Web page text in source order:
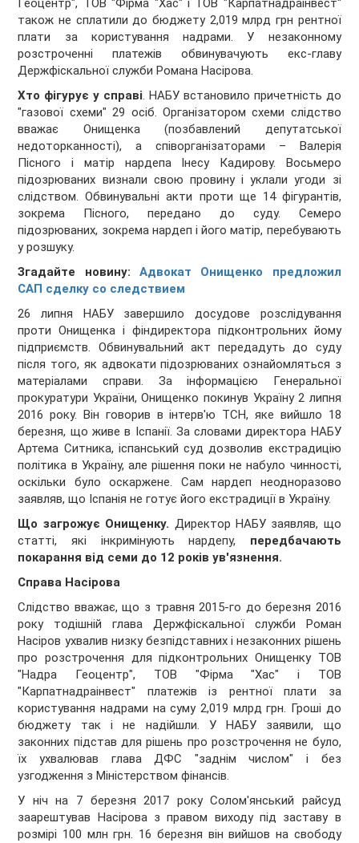
Геоцентр", ТОВ "Фірма "Хас" і ТОВ "Карпатнадраінвест"
також не сплатили до бюджету 2,019 млрд грн рентної
плати за користування надрами. У незаконному
розстроченні платежів обвинувачують екс-главу
Держфіскальної служби Романа Насірова.
Хто фігурує у справі. НАБУ встановило причетність до
"газової схеми" 29 осіб. Організатором схеми слідство
вважає Онищенка (позбавлений депутатської
недоторканності), а співорганізаторами – Валерія
Пісного і матір нардепа Інесу Кадирову. Восьмеро
підозрюваних визнали свою провину і уклали угоди зі
слідством. Обвинувальні акти проти ще 14 фігурантів,
зокрема Пісного, передано до суду. Семеро
підозрюваних, зокрема нардеп і його матір, перебувають
у розшуку.
Згадайте новину: Адвокат Онищенко предложил
САП сделку со следствием
26 липня НАБУ завершило досудове розслідування
проти Онищенка і фіндиректора підконтрольних йому
підприємств. Обвинувальний акт передадуть до суду
після того, як адвокати підозрюваних ознайомляться з
матеріалами справи. За інформацією Генеральної
прокуратури України, Онищенко покинув Україну 2 липня
2016 року. Він говорив в інтерв'ю ТСН, яке вийшло 18
березня, що живе в Іспанії. За словами директора НАБУ
Артема Ситника, іспанський суд дозволив екстрадицію
політика в Україну, але рішення поки не набуло чинності,
оскільки було оскаржене. Сам нардеп неодноразово
заявляв, що Іспанія не готує його екстрадиції в Україну.
Що загрожує Онищенку. Директор НАБУ заявляв, що
статті, які інкримінують нардепу, передбачають
покарання від семи до 12 років ув'язнення.
Справа Насірова
Слідство вважає, що з травня 2015-го до березня 2016
року тодішній глава Держфіскальної служби Роман
Насіров ухвалив низку безпідставних і незаконних рішень
про розстрочення для підконтрольних Онищенку ТОВ
"Надра Геоцентр", ТОВ "Фірма "Хас" і ТОВ
"Карпатнадраінвест" платежів із рентної плати за
користування надрами на суму 2,019 млрд грн. Гроші до
бюджету так і не надійшли. У НАБУ заявили, що
законних підстав для рішень про розстрочення не було,
їх ухвалював глава ДФС "заднім числом" і без
узгодження з Міністерством фінансів.
У ніч на 7 березня 2017 року Солом'янський райсуд
заарештував Насірова з правом виходу під заставу в
розмірі 100 млн грн. 16 березня він вийшов на свободу